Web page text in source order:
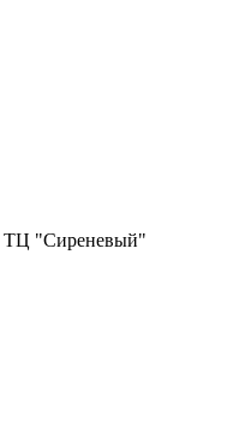
ТЦ "Сиреневый"